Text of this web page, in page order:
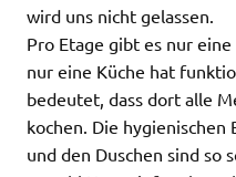
wird uns nicht gelassen.
Pro Etage gibt es nur
nur eine Küche hat
bedeutet, dass dort alle
kochen. Die hygienischen
und den Duschen sind so